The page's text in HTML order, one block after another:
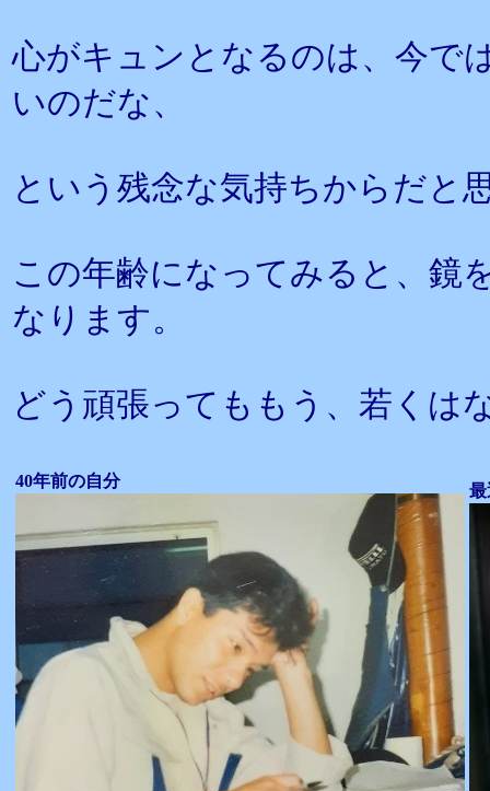
心がキュンとなるのは、今で
いのだな、
という残念な気持ちからだと
この年齢になってみると、鏡
なります。
どう頑張ってももう、若くは
40年前の自分
最